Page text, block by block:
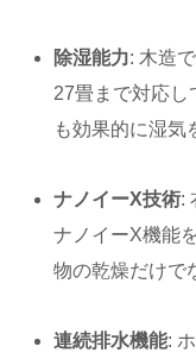
除湿能力: 木造
27畳まで対応し
も効果的に湿気
ナノイーX技術:
ナノイーX機能
物の乾燥だけで
連続排水機能: